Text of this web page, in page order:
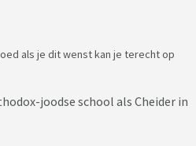
als je dit wenst kan je terecht op
joodse school als Cheider in